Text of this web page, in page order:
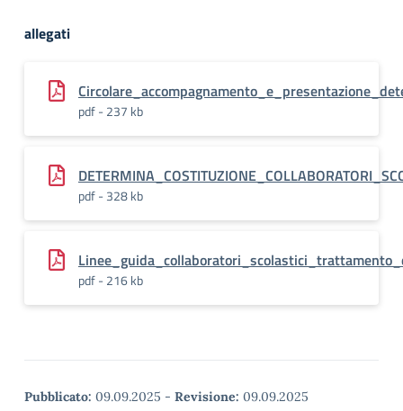
allegati
pdf - 237 kb
pdf - 328 kb
pdf - 216 kb
Pubblicato: 09.09.2025 - Revisione: 09.09.2025